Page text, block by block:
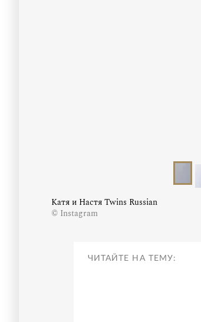
Катя и Настя Twins Russian
© Instagram
ЧИТАЙТЕ НА ТЕМУ: